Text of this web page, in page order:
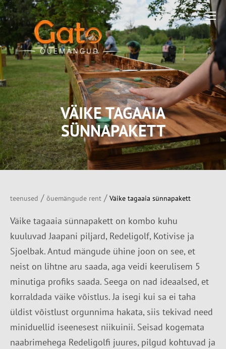
VÄIKE TAGAAIA
SÜNNAPAKETT
teenused / õuemängude rent / Väike tagaaia sünnapakett
Väike tagaaia sünnapakett on kombo kuhu
kuuluvad Jaapani piljard, Redeligolf, Kotivise ja
Sjoelbak. Antud mängude ühine joon on see, et
neist on lihtne aru saada, aga veidi keerulisem 5
minutiga profiks saada. Seega on nad ideaalsed, et
korraldada väike võistlus. Ja isegi kui sa ei taha
üldist võistlust orgunnima hakata, siis tekivad need
miniduellid iseenesest niikuinii. Seisad kogemata
naabrimehega Redeligolfi juures, pilgud kohtuvad ja